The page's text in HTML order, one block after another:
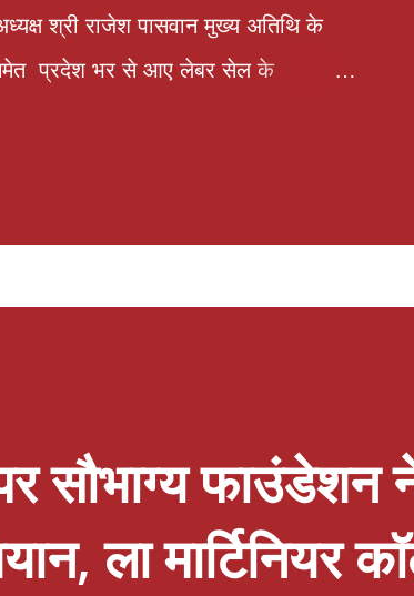
श्री राजेश पासवान मुख्य अतिथि के
समेत प्रदेश भर से आए लेबर सेल के
पार्टी की रणनीति पर भी मंथन किया
सौभाग्य फाउंडेशन
ला मार्टिनियर